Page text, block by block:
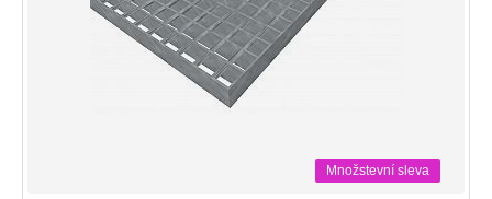
Množstevní sleva